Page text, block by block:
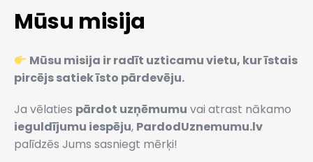
Mūsu misija
Mūsu misija ir radīt uzticamu vietu, kur īstais
pircējs satiek īsto pārdevēju.
Ja vēlaties pārdot uzņēmumu vai atrast nākamo
ieguldījumu iespēju, PardodUznemumu.lv
palīdzēs Jums sasniegt mērķi!